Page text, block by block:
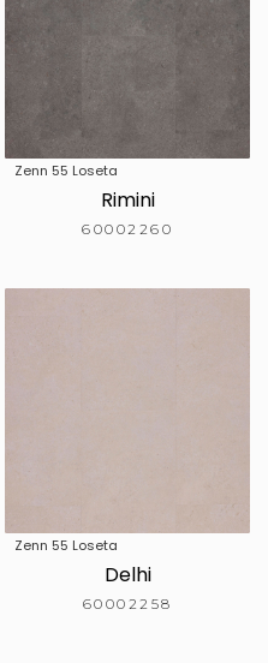
Zenn 55 Loseta
Rimini
60002260
Zenn 55 Loseta
Delhi
60002258